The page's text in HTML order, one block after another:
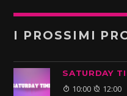
I PROSSIMI
SATURDAY
10:00 12:00